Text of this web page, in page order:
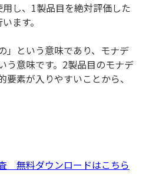
し、1製品目を絶対評価した
ます。
」という意味であり、モナデ
う意味です。2製品目のモナデ
素が入りやすいことから、
無料ダウンロードはこちら